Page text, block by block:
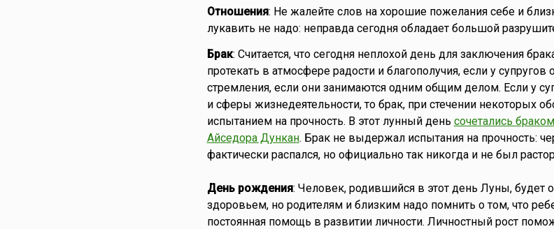
Отношения: Не жалейте слов на хорошие пожелания себе и
лукавить не надо: неправда сегодня обладает большой
Брак: Считается, что сегодня неплохой день для заключения
протекать в атмосфере радости и благополучия, если у
стремления, если они занимаются одним общим делом. Если у
и сферы жизнедеятельности, то брак, при стечении некоторых
испытанием на прочность. В этот лунный день сочетались
Айседора Дункан. Брак не выдержал испытания на прочность:
фактически распался, но официально так никогда и не был
День рождения: Человек, родившийся в этот день Луны, будет
здоровьем, но родителям и близким надо помнить о том, что
постоянная помощь в развитии личности. Личностный рост